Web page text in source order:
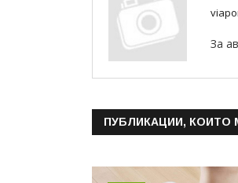
За
ПУБЛИКАЦИИ, КОИТО